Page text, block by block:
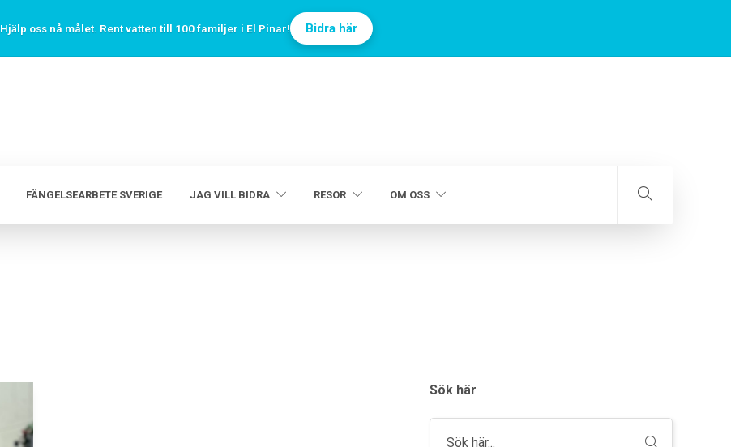
Hjälp oss nå målet. Rent vatten till 100 familjer i El Pinar! Bidra här
FÄNGELSEARBETE SVERIGE JAG VILL BIDRA RESOR OM OSS
Sök här